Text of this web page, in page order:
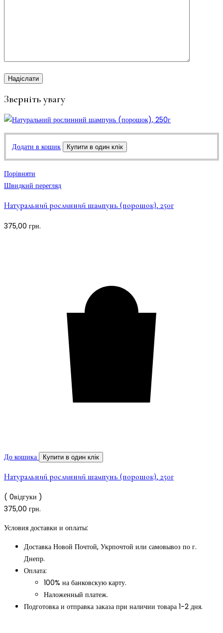
Зверніть увагу
Додати в кошик Купити в один клік
Порівняти
Швидкий перегляд
Натуральний рослинний шампунь (порошок), 250г
375,00 грн.
До кошика Купити в один клік
Натуральний рослинний шампунь (порошок), 250г
( 0відгуки )
375,00 грн.
Условия доставки и оплаты:
Доставка Новой Почтой, Укрпочтой или самовывоз по г.
Днепр.
Оплата:
100% на банковскую карту.
Наложенный платеж.
Подготовка и отправка заказа при наличии товара 1-2 дня.